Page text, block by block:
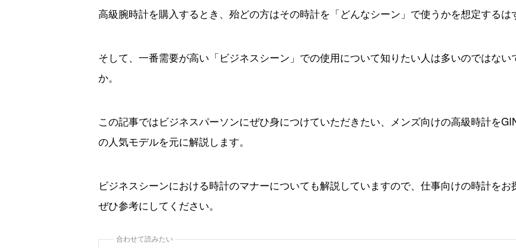
高級腕時計を購入するとき、殆どの方はその時計を「どんなシーン」で使うかを想定するは
そして、一番需要が高い「ビジネスシーン」での使用について知りたい人は多いのではない
か。
この記事ではビジネスパーソンにぜひ身につけていただきたい、メンズ向けの高級時計を
の人気モデルを元に解説します。
ビジネスシーンにおける時計のマナーについても解説していますので、仕事向けの時計をお
ぜひ参考にしてください。